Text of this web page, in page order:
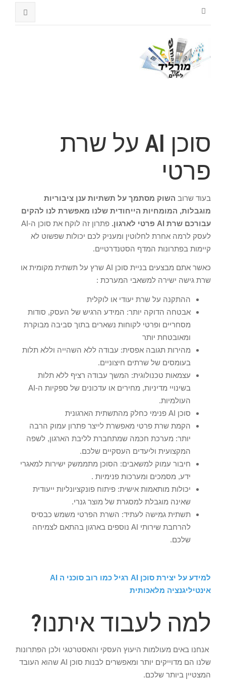
סוכן AI על שרת
פרטי
בעוד שרוב השוק מסתמך על תשתיות ענן ציבוריות
מוגבלות, המומחיות הייחודית שלנו מאפשרת לנו להקים
עבורכם שרת AI פרטי לארגון.
פתרון זה לוקח את סוכן ה-AI
לעסק לרמה אחרת לחלוטין ומעניק לכם יכולות שפשוט לא
קיימות בפתרונות המדף הסטנדרטיים.
כאשר אתם מבצעים בניית סוכן AI שרץ על תשתית מקומית או
שרת גישה ישירה למשאבי המערכת :
ההתקנה על שרת יעודי או לוקלית
אבטחה הדוקה יותר: המידע הרגיש של העסק, סודות
מסחריים ופרטי לקוחות נשארים בתוך סביבה מבוקרת
ומאובטחת יותר
מהירות תגובה אפסית: עבודה ללא השהייה וללא תלות
בעומסים של שרתים חיצוניים.
עצמאות טכנולוגית: המשך עבודה רציף ללא תלות
בשינויי מדיניות, מחירים או עדכונים של ספקיות ה-AI
העולמיות.
סוכן AI פנימי כחלק מהתשתית הארגונית
הקמת שרת פרטי מאפשרת לייצר פתרון עמוק הרבה
יותר: מערכת חכמה שמתחברת לליבת הארגון, לשפה
המקצועית וליעדים העסקיים שלכם.
חיבור עמוק למשאבים: הסוכן מתממשק ישירות למאגרי
ידע, מסמכים ומערכות פנימיות .
יכולות מותאמות אישית: פיתוח פונקציונליות ייעודית
שאינה מוגבלת למסגרת של מוצר גנרי.
תשתית גמישה לעתיד: השרת הפרטי משמש כבסיס
להרחבת שירותי AI נוספים בארגון בהתאם לצמיחה
שלכם.
למידע על יצירת סוכן AI רגיל כמו רוב סוכני ה AI
אינטיליגנציה מלאכותית
למה לעבוד איתנו?
אנחנו באים מעולמות היעוץ העסקי והאסטרטגי ולכן הפתרונות
שלנו הם מדוייקים יותר ומאפשרים לבנות סוכן AI שהוא העובד
המצטיין ביותר שלכם.